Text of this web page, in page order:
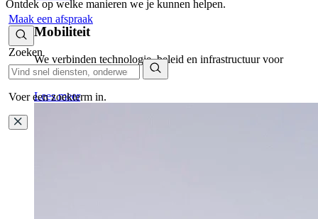
Maak een afspraak
Zoeken
Voer een zoekterm in.
Ontdek op welke manieren we je kunnen helpen.
Mobiliteit
We verbinden technologie, beleid en infrastructuur voor
duurzame oplossingen.
Lees meer